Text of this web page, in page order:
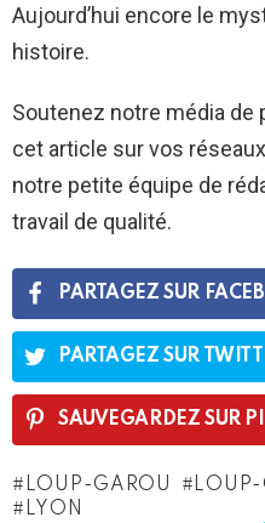
Aujourd’hui encore le
histoire.
Soutenez notre média de
cet article sur vos
notre petite équipe de
travail de qualité.
PARTAGEZ SUR
PARTAGEZ SUR
SAUVEGARDEZ SUR
LOUP-GAROU
LYON